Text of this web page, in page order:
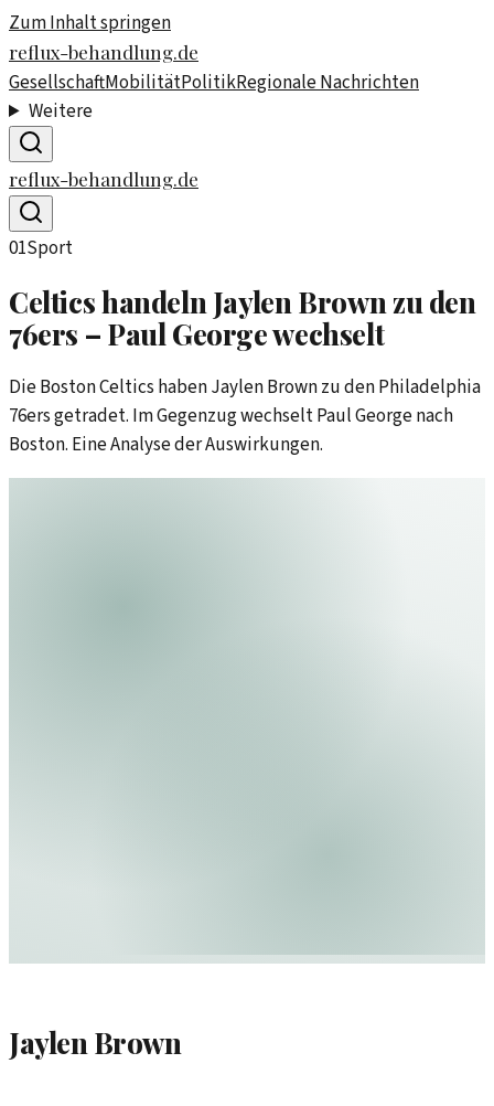
Zum Inhalt springen
reflux-behandlung.de
GesellschaftMobilitätPolitikRegionale Nachrichten
Weitere
reflux-behandlung.de
01Sport
Celtics handeln Jaylen Brown zu den
76ers – Paul George wechselt
Die Boston Celtics haben Jaylen Brown zu den Philadelphia
76ers getradet. Im Gegenzug wechselt Paul George nach
Boston. Eine Analyse der Auswirkungen.
Jaylen Brown